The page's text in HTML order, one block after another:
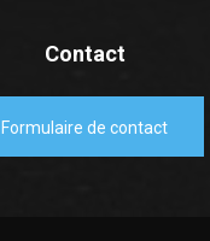
Contact
Formulaire de contact